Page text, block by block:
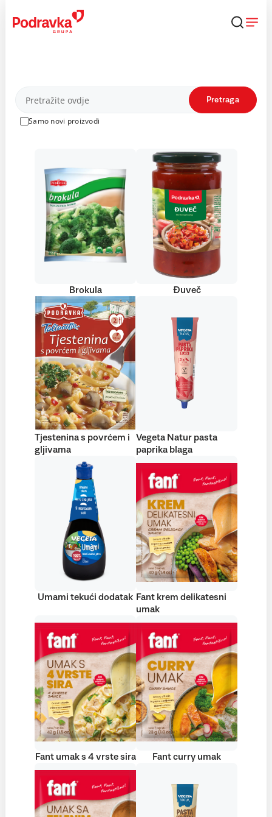
content
Proizvodi
Samo novi proizvodi
Pretraga
Brokula Đuveč
Tjestenina s povrćem i
gljivama
Vegeta Natur pasta
paprika blaga
Umami tekući dodatak Fant krem delikatesni
umak
Fant umak s 4 vrste sira Fant curry umak